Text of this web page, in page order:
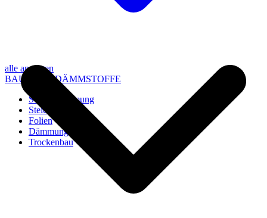
alle anzeigen
BAU- UND DÄMMSTOFFE
Steico Dämmung
Steico Zubehör
Folien
Dämmung
Trockenbau